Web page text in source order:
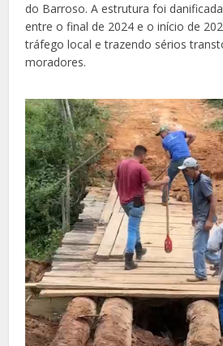
do Barroso. A estrutura foi
entre o final de 2024 e o início de
tráfego local e trazendo sérios
moradores.